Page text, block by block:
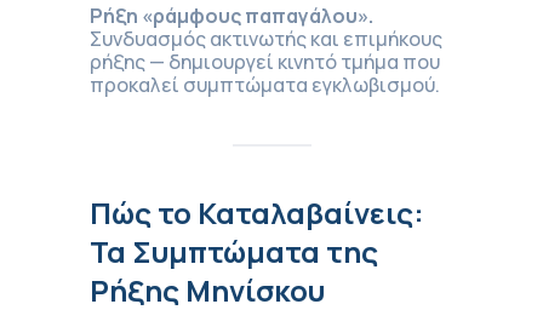
Ρήξη «ράμφους παπαγάλου».
Συνδυασμός ακτινωτής και επιμήκους
ρήξης — δημιουργεί κινητό τμήμα που
προκαλεί συμπτώματα εγκλωβισμού.
Πώς το Καταλαβαίνεις:
Τα Συμπτώματα της
Ρήξης Μηνίσκου